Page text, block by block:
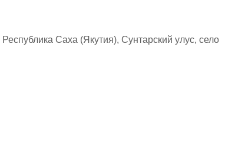
Саха (Якутия), Сунтарский улус, село